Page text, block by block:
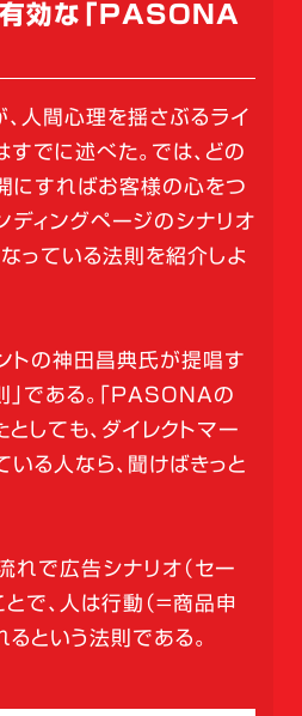
有効な「PASONA
、人間心理を揺さぶるライ
すでに述べた。では、どの
にすればお客様の心をつ
ディングページのシナリオ
っている法則を紹介しよ
トの神田昌典氏が提唱す
である。「PASONAの
しても、ダイレクトマー
いる人なら、聞けばきっと
れで広告シナリオ（セー
とで、人は行動（=商品申
るという法則である。